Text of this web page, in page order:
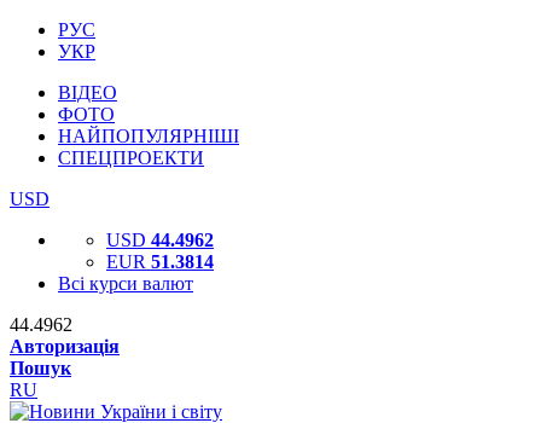
РУС
УКР
ВІДЕО
ФОТО
НАЙПОПУЛЯРНІШІ
СПЕЦПРОЕКТИ
USD
USD 44.4962
EUR 51.3814
Всі курси валют
44.4962
Авторизація
Пошук
RU